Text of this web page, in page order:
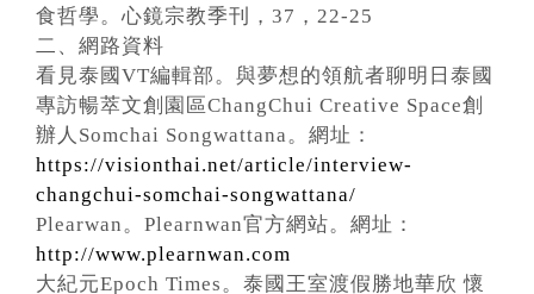
食哲學。心鏡宗教季刊，37，22-25
二、網路資料
看見泰國VT編輯部。與夢想的領航者聊明日泰國
專訪暢萃文創園區ChangChui Creative Space創
辦人Somchai Songwattana。網址：
https://visionthai.net/article/interview-
changchui-somchai-songwattana/
Plearwan。Plearnwan官方網站。網址：
http://www.plearnwan.com
大紀元Epoch Times。泰國王室渡假勝地華欣 懷